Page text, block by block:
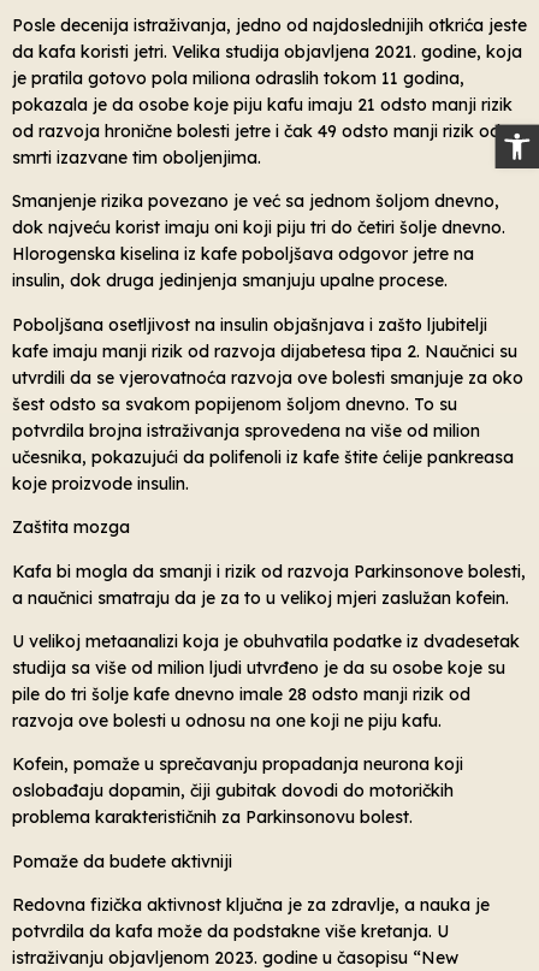
Posle decenija istraživanja, jedno od najdoslednijih otkrića jeste
da kafa koristi jetri. Velika studija objavljena 2021. godine, koja
je pratila gotovo pola miliona odraslih tokom 11 godina,
pokazala je da osobe koje piju kafu imaju 21 odsto manji rizik
od razvoja hronične bolesti jetre i čak 49 odsto manji rizik od
smrti izazvane tim oboljenjima.
Smanjenje rizika povezano je već sa jednom šoljom dnevno,
dok najveću korist imaju oni koji piju tri do četiri šolje dnevno.
Hlorogenska kiselina iz kafe poboljšava odgovor jetre na
insulin, dok druga jedinjenja smanjuju upalne procese.
Poboljšana osetljivost na insulin objašnjava i zašto ljubitelji
kafe imaju manji rizik od razvoja dijabetesa tipa 2. Naučnici su
utvrdili da se vjerovatnoća razvoja ove bolesti smanjuje za oko
šest odsto sa svakom popijenom šoljom dnevno. To su
potvrdila brojna istraživanja sprovedena na više od milion
učesnika, pokazujući da polifenoli iz kafe štite ćelije pankreasa
koje proizvode insulin.
Zaštita mozga
Kafa bi mogla da smanji i rizik od razvoja Parkinsonove bolesti,
a naučnici smatraju da je za to u velikoj mjeri zaslužan kofein.
U velikoj metaanalizi koja je obuhvatila podatke iz dvadesetak
studija sa više od milion ljudi utvrđeno je da su osobe koje su
pile do tri šolje kafe dnevno imale 28 odsto manji rizik od
razvoja ove bolesti u odnosu na one koji ne piju kafu.
Kofein, pomaže u sprečavanju propadanja neurona koji
oslobađaju dopamin, čiji gubitak dovodi do motoričkih
problema karakterističnih za Parkinsonovu bolest.
Pomaže da budete aktivniji
Redovna fizička aktivnost ključna je za zdravlje, a nauka je
potvrdila da kafa može da podstakne više kretanja. U
istraživanju objavljenom 2023. godine u časopisu “New